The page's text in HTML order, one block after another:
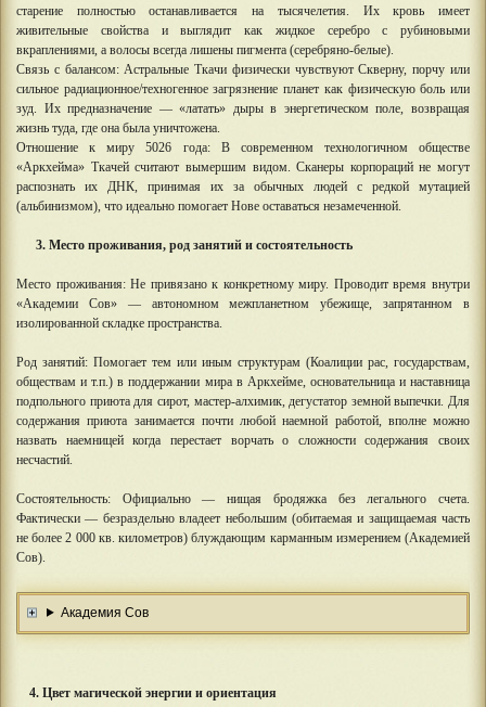
старение полностью останавливается на тысячелетия. Их кровь имеет
живительные свойства и выглядит как жидкое серебро с рубиновыми
вкраплениями, а волосы всегда лишены пигмента (серебряно-белые).
Связь с балансом: Астральные Ткачи физически чувствуют Скверну, порчу или
сильное радиационное/техногенное загрязнение планет как физическую боль или
зуд. Их предназначение — «латать» дыры в энергетическом поле, возвращая
жизнь туда, где она была уничтожена.
Отношение к миру 5026 года: В современном технологичном обществе
«Аркхейма» Ткачей считают вымершим видом. Сканеры корпораций не могут
распознать их ДНК, принимая их за обычных людей с редкой мутацией
(альбинизмом), что идеально помогает Нове оставаться незамеченной.
3. Место проживания, род занятий и состоятельность
Место проживания: Не привязано к конкретному миру. Проводит время внутри
«Академии Сов» — автономном межпланетном убежище, запрятанном в
изолированной складке пространства.
Род занятий: Помогает тем или иным структурам (Коалиции рас, государствам,
обществам и т.п.) в поддержании мира в Аркхейме, основательница и наставница
подпольного приюта для сирот, мастер-алхимик, дегустатор земной выпечки. Для
содержания приюта занимается почти любой наемной работой, вполне можно
назвать наемницей когда перестает ворчать о сложности содержания своих
несчастий.
Состоятельность: Официально — нищая бродяжка без легального счета.
Фактически — безраздельно владеет небольшим (обитаемая и защищаемая часть
не более 2 000 кв. километров) блуждающим карманным измерением (Академией
Сов).
Академия Сов
4. Цвет магической энергии и ориентация